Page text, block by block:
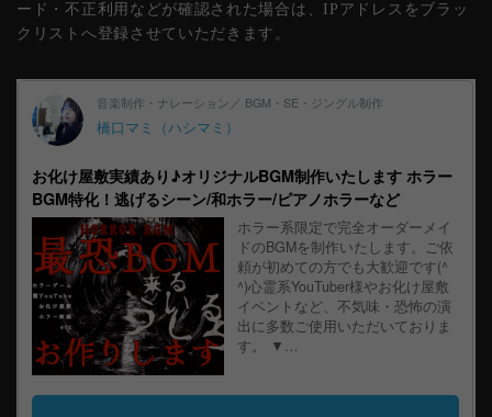
ード・不正利用などが確認された場合は、IPアドレスをブラッ
クリストへ登録させていただきます。